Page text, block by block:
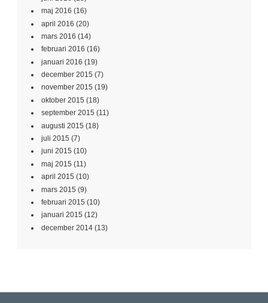
maj 2016 (16)
april 2016 (20)
mars 2016 (14)
februari 2016 (16)
januari 2016 (19)
december 2015 (7)
november 2015 (19)
oktober 2015 (18)
september 2015 (11)
augusti 2015 (18)
juli 2015 (7)
juni 2015 (10)
maj 2015 (11)
april 2015 (10)
mars 2015 (9)
februari 2015 (10)
januari 2015 (12)
december 2014 (13)